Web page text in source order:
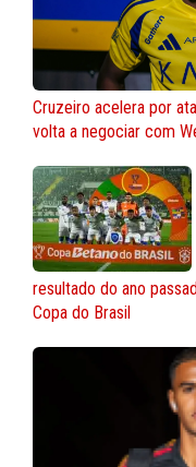
Cruzeiro acelera por
volta a negociar com
resultado do ano
Copa do Brasil